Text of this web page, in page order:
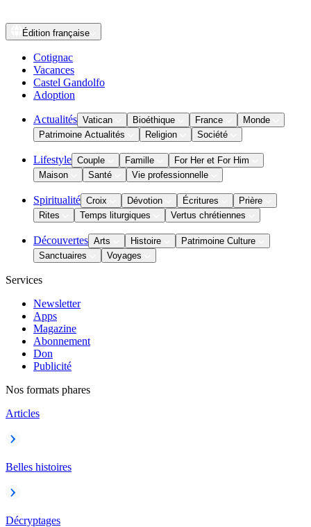
Édition française
Cotignac
Vacances
Castel Gandolfo
Adoption
Actualités Vatican Bioéthique France
Monde
Patrimoine Actualités
Religion Société
Lifestyle Couple Famille
For Her et For Him
Maison
Santé Vie professionnelle
Spiritualité Croix Dévotion Écritures
Prière
Rites
Temps liturgiques Vertus chrétiennes
Découvertes Arts Histoire
Patrimoine Culture
Sanctuaires
Voyages
Services
Newsletter
Apps
Magazine
Abonnement
Don
Publicité
Nos formats phares
Articles
Belles histoires
Décryptages